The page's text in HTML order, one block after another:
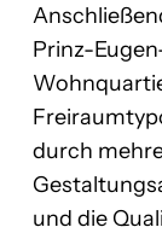
Prinz-
durch
und die